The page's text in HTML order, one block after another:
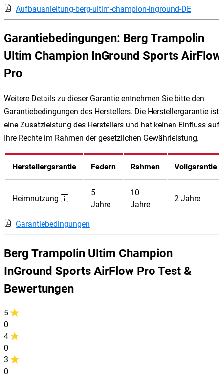
Aufbauanleitung-berg-ultim-champion-inground-DE
Garantiebedingungen: Berg Trampolin
Ultim Champion InGround Sports
Pro
Weitere Details zu dieser Garantie entnehmen Sie bitte den
Garantiebedingungen des Herstellers. Die Herstellergarantie ist
eine Zusatzleistung des Herstellers und hat keinen Einfluss auf
Ihre Rechte im Rahmen der gesetzlichen Gewährleistung.
Herstellergarantie Federn Rahmen Vollgarantie
Heimnutzung
5
Jahre
10
Jahre
2 Jahre
Garantiebedingungen
Berg Trampolin Ultim Champion
InGround Sports AirFlow Pro Test &
Bewertungen
5
0
4
0
3
0